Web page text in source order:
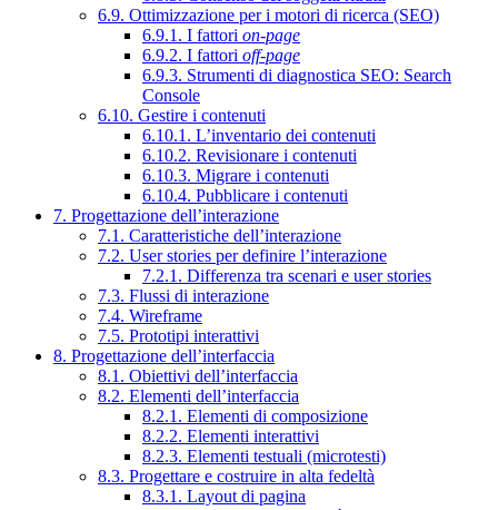
6.9. Ottimizzazione per i motori di ricerca (SEO)
6.9.1. I fattori on-page
6.9.2. I fattori off-page
6.9.3. Strumenti di diagnostica SEO: Search
Console
6.10. Gestire i contenuti
6.10.1. L’inventario dei contenuti
6.10.2. Revisionare i contenuti
6.10.3. Migrare i contenuti
6.10.4. Pubblicare i contenuti
7. Progettazione dell’interazione
7.1. Caratteristiche dell’interazione
7.2. User stories per definire l’interazione
7.2.1. Differenza tra scenari e user stories
7.3. Flussi di interazione
7.4. Wireframe
7.5. Prototipi interattivi
8. Progettazione dell’interfaccia
8.1. Obiettivi dell’interfaccia
8.2. Elementi dell’interfaccia
8.2.1. Elementi di composizione
8.2.2. Elementi interattivi
8.2.3. Elementi testuali (microtesti)
8.3. Progettare e costruire in alta fedeltà
8.3.1. Layout di pagina